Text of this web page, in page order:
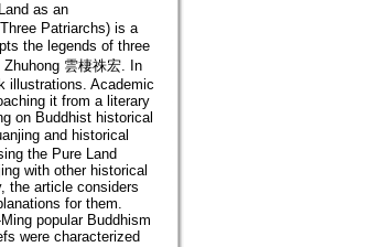
as an
Patriarchs) is a
the legends of three
雲棲祩宏. In
illustrations. Academic
it from a literary
on Buddhist historical
and historical
the Pure Land
with other historical
the article considers
for them.
popular Buddhism
were characterized